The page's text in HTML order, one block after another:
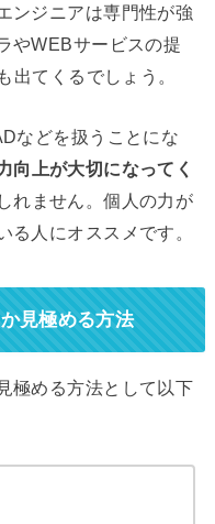
ンジニアは専門性が強
やWEBサービスの提
出てくるでしょう。
などを扱うことにな
向上が大切になってく
れません。個人の力が
る人にオススメです。
見極める方法
極める方法として以下